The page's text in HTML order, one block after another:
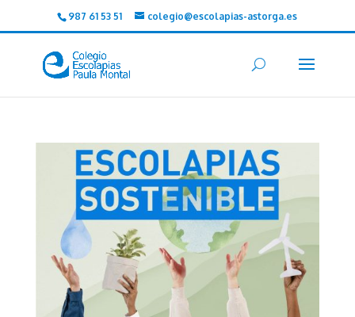
987 61 53 51 colegio@escolapias-astorga.es